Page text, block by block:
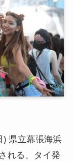
) 県立幕張海浜
れる、タイ発